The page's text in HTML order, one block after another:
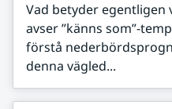
Vad betyder egentligen
avser ”känns som”-
förstå
denna vägled...